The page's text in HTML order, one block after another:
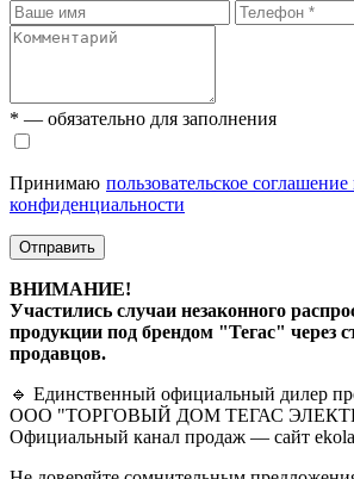
* — обязательно для заполнения
Принимаю пользовательское
конфиденциальности
Отправить
ВНИМАНИЕ!
Участились случаи незаконного
продукции под брендом "Тегас" через
продавцов.
🔹 Единственный официальный дилер
ООО "ТОРГОВЫЙ ДОМ ТЕГАС
Официальный канал продаж — сайт